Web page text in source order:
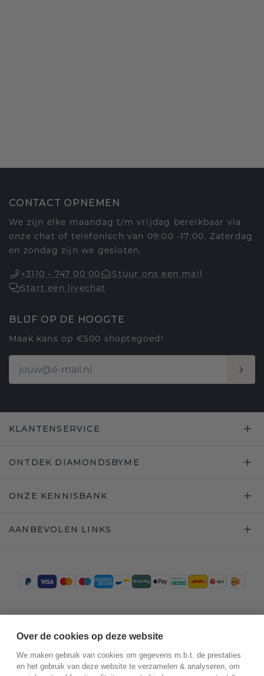
CONTACT OPNEMEN
We zijn elke maandag t/m vrijdag bereikbaar via
onze chat of telefonisch van 09:00 -17:00. Zaterdag
en zondag zijn we gesloten.
+3110 - 747 00 00
Stuur ons een mail
Start een livechat
BLIJF OP DE HOOGTE
Maak kans op €500 shoptegoed!
KLANTENSERVICE
ONTDEK DIAMONDSBYME
ONZE KENNISBANK
AANBEVOLEN LINKS
Over de cookies op deze website
We maken gebruik van cookies om gegevens m.b.t. de prestaties
en het gebruik van deze website te verzamelen & analyseren, om